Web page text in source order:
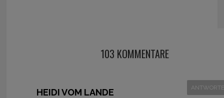
103 KOMMENTARE
HEIDI VOM LANDE